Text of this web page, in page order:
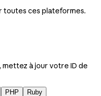
toutes ces plateformes.
mettez à jour votre ID de
PHP Ruby